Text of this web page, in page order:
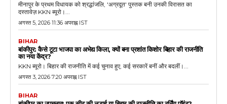
मीनापुर के प्रथम विधायक को श्रद्धांजलि, 'अग्रदूत' पुस्तक बनी उनकी विरासत का
दस्तावेज़ KKN ब्यूरो।...
अगस्त 5, 2026 11:36 अपराह्न IST
BIHAR
बांकीपुर: कैसे टूटा भाजपा का अभेद्य किला, क्यों बना प्रशांत किशोर बिहार की राजनीति
का नया केंद्र?
KKN ब्यूरो। बिहार की राजनीति में कई चुनाव हुए, कई सरकारें बनीं और बदलीं।...
अगस्त 3, 2026 7:20 अपराह्न IST
BIHAR